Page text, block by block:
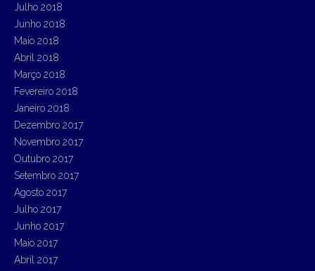
Julho 2018
Junho 2018
Maio 2018
Abril 2018
Março 2018
Fevereiro 2018
Janeiro 2018
Dezembro 2017
Novembro 2017
Outubro 2017
Setembro 2017
Agosto 2017
Julho 2017
Junho 2017
Maio 2017
Abril 2017